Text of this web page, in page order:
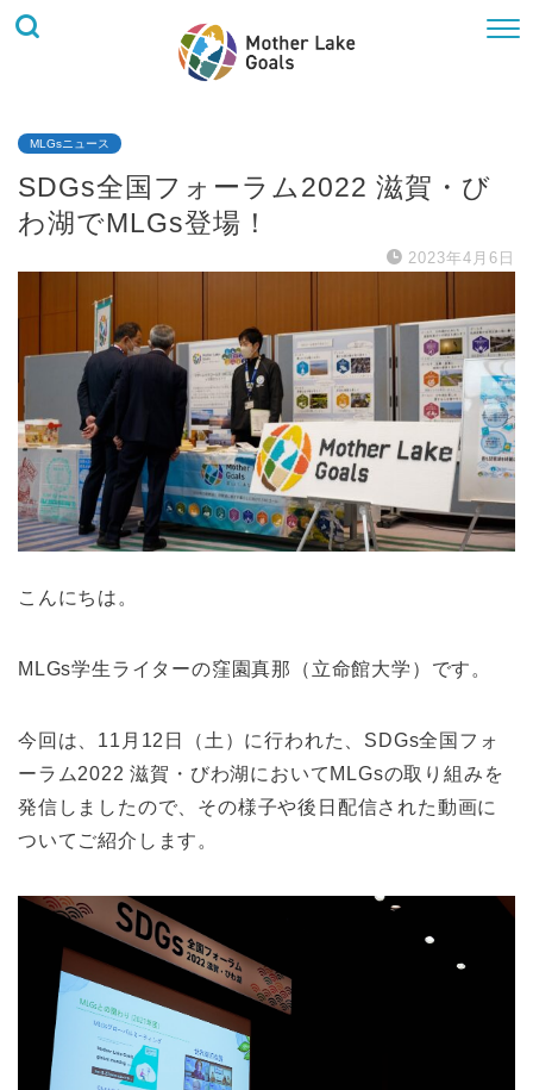
MLGsニュース
SDGs全国フォーラム2022 滋賀・び
わ湖でMLGs登場！
2023年4月6日
こんにちは。
MLGs学生ライターの窪園真那（立命館大学）です。
今回は、11月12日（土）に行われた、SDGs全国フォ
ーラム2022 滋賀・びわ湖においてMLGsの取り組みを
発信しましたので、その様子や後日配信された動画に
ついてご紹介し ます。